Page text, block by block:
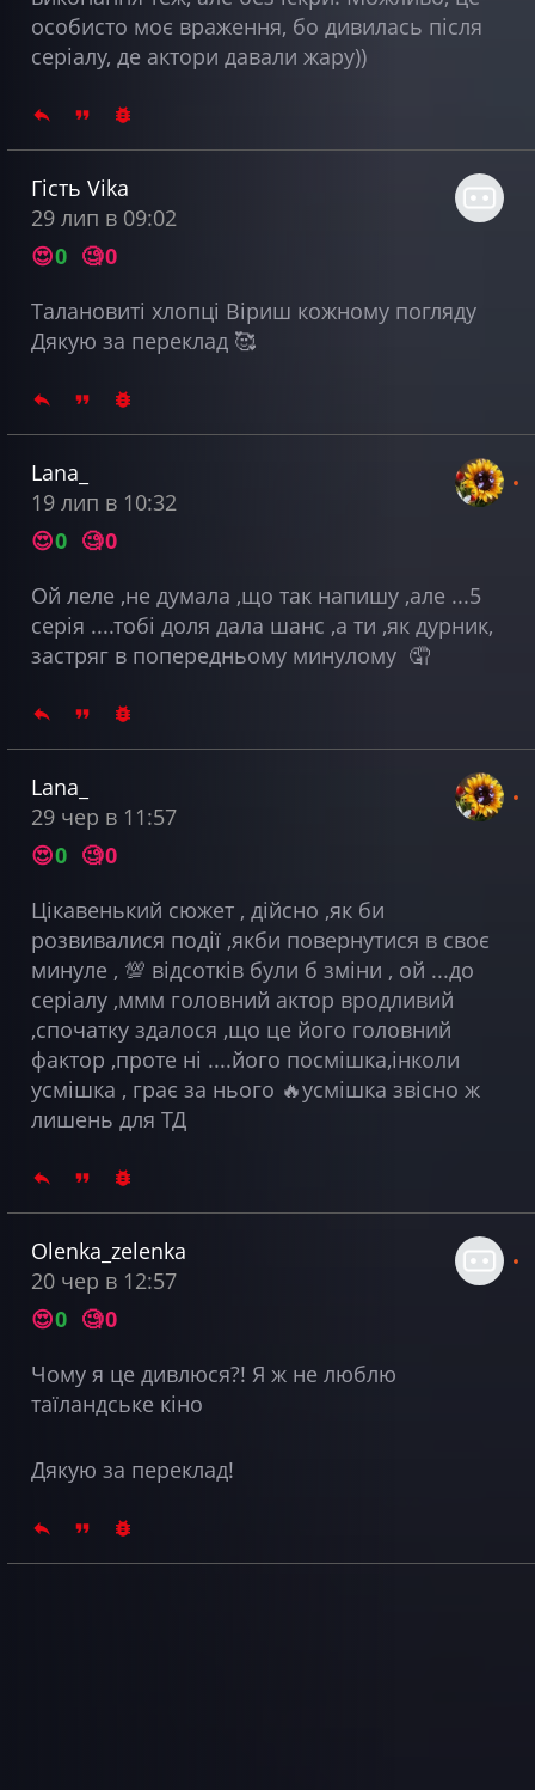
особисто моє враження, бо дивилась після
серіалу, де актори давали жару))
Гість Vika
29 лип в 09:02
😍0 🧐0
Талановиті хлопці Віриш кожному погляду
Дякую за переклад 🥰
Lana_
19 лип в 10:32
😍0 🧐0
Ой леле ,не думала ,що так напишу ,але ...5
серія ....тобі доля дала шанс ,а ти ,як дурник,
застряг в попередньому минулому 🤦
Lana_
29 чер в 11:57
😍0 🧐0
Цікавенький сюжет , дійсно ,як би
розвивалися події ,якби повернутися в своє
минуле , 💯 відсотків були б зміни , ой ...до
серіалу ,ммм головний актор вродливий
,спочатку здалося ,що це його головний
фактор ,проте ні ....його посмішка,інколи
усмішка , грає за нього 🔥усмішка звісно ж
лишень для ТД
Olenka_zelenka
20 чер в 12:57
😍0 🧐0
Чому я це дивлюся?! Я ж не люблю
таїландське кіно
Дякую за переклад!